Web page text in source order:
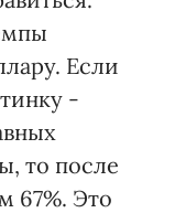
Если
-
то после
67%. Это